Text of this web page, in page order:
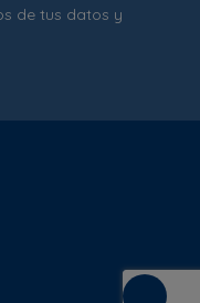
de tus datos y